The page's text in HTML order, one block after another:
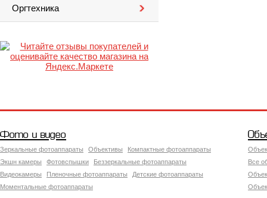
Оргтехника
Фото и видео
Зеркальные фотоаппараты Объективы
Компактные фотоаппараты
Экшн камеры
Фотовспышки
Беззеркальные фотоаппараты
Видеокамеры
Пленочные фотоаппараты
Детские фотоаппараты
Моментальные фотоаппараты
Все